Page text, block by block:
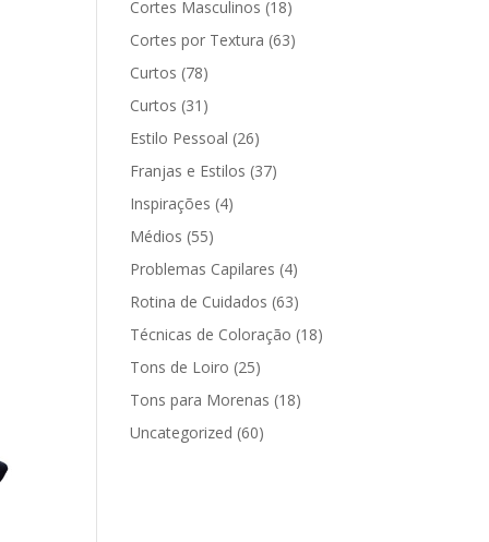
Cortes Masculinos (18)
Cortes por Textura (63)
Curtos (78)
Curtos (31)
Estilo Pessoal (26)
Franjas e Estilos (37)
Inspirações (4)
Médios (55)
Problemas Capilares (4)
Rotina de Cuidados (63)
Técnicas de Coloração (18)
Tons de Loiro (25)
Tons para Morenas (18)
Uncategorized (60)